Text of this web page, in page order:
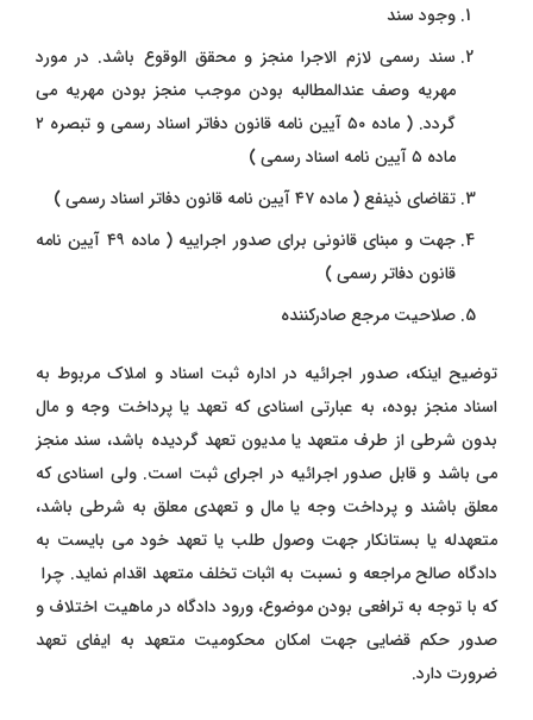
وجود سند
سند رسمی لازم الاجرا منجز و محقق الوقوع باشد. در مورد
مهریه وصف عندالمطالبه بودن موجب منجز بودن مهریه می
گردد. ( ماده ۵۰ آیین نامه قانون دفاتر اسناد رسمی و تبصره ۲
ماده ۵ آیین نامه اسناد رسمی )
تقاضای ذینفع ( ماده ۴۷ آیین نامه قانون دفاتر اسناد رسمی )
جهت و مبنای قانونی برای صدور اجراییه ( ماده ۴۹ آیین نامه
قانون دفاتر رسمی )
صلاحیت مرجع صادرکننده
توضیح اینکه، صدور اجرائیه در اداره ثبت اسناد و املاک مربوط به
اسناد منجز بوده، به عبارتی اسنادی که تعهد یا پرداخت وجه و مال
بدون شرطی از طرف متعهد یا مدیون تعهد گردیده باشد، سند منجز
می باشد و قابل صدور اجرائیه در اجرای ثبت است. ولی اسنادی که
معلق باشند و پرداخت وجه یا مال و تعهدی معلق به شرطی باشد،
متعهدله یا بستانکار جهت وصول طلب یا تعهد خود می بایست به
دادگاه صالح مراجعه و نسبت به اثبات تخلف متعهد اقدام نماید. چرا
که با توجه به ترافعی بودن موضوع، ورود دادگاه در ماهیت اختلاف و
صدور حکم قضایی جهت امکان محکومیت متعهد به ایفای تعهد
ضرورت دارد.